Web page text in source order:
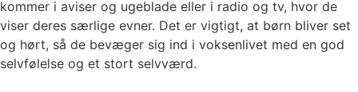
kommer i aviser og ugeblade eller i radio og tv, hvor de
viser deres særlige evner. Det er vigtigt, at børn bliver set
og hørt, så de bevæger sig ind i voksenlivet med en god
selvfølelse og et stort selvværd.